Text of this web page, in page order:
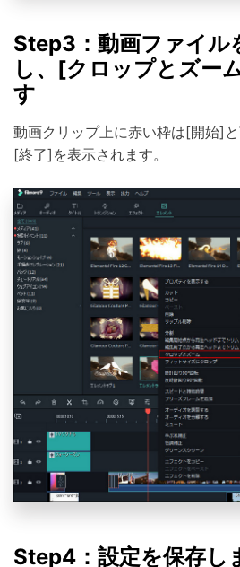
Step3：動画ファイル
し、[クロップとズー
す
動画クリップ上に赤い枠は[開始]
[終了]を表示されます。
Step4：設定を保存し